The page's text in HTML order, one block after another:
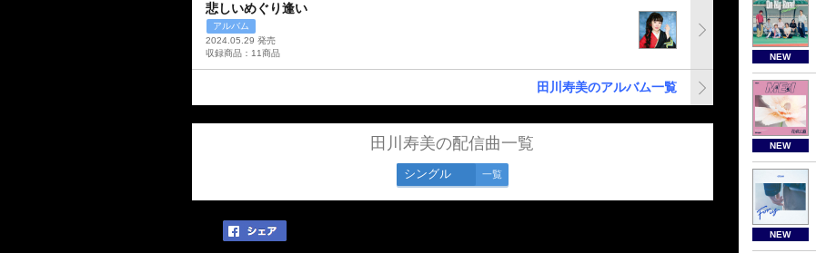
悲しいめぐり逢い
アルバム
2024.05.29 発売
収録商品：11商品
田川寿美のアルバム一覧
田川寿美の配信曲一覧
シングル 一覧
NEW
NEW
NEW